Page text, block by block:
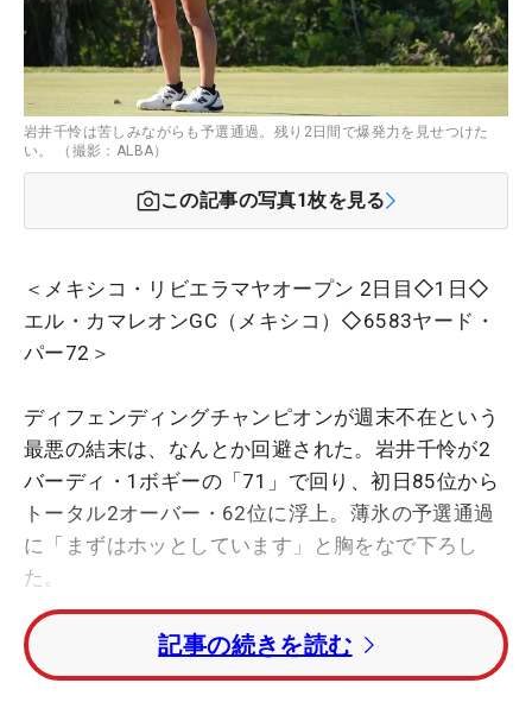
岩井千怜は苦しみながらも予選通過。残り2日間で爆発力を見せつけた
い。 （撮影：ALBA）
この記事の写真1枚を見る
＜メキシコ・リビエラマヤオープン 2日目◇1日◇
エル・カマレオンGC（メキシコ）◇6583ヤード・
パー72＞
ディフェンディングチャンピオンが週末不在という
最悪の結末は、なんとか回避された。岩井千怜が2
バーディ・1ボギーの「71」で回り、初日85位から
トータル2オーバー・62位に浮上。薄氷の予選通過
に「まずはホッとしています」と胸をなで下ろし
た。
10番のボギー発進から流れに乗れずに停滞した。前
半で奪ったバーディは平均スコア「4.402」と最も
記事の続きを読む